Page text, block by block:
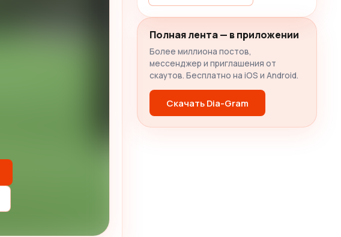
Полная лента — в приложении
Более миллиона постов,
мессенджер и приглашения от
скаутов. Бесплатно на iOS и Android.
Скачать Dia-Gram